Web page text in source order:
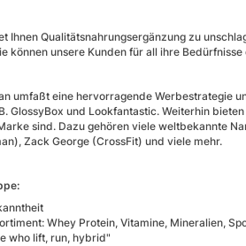
Ihnen Qualitätsnahrungsergänzung zu
können unsere Kunden für all ihre
umfaßt eine hervorragende Werbestrategie
GlossyBox und Lookfantastic. Weiterhin
sind. Dazu gehören viele weltbekannte
Zack George (CrossFit) und viele mehr.
Whey Protein, Vitamine, Mineralien,
who lift, run, hybrid"